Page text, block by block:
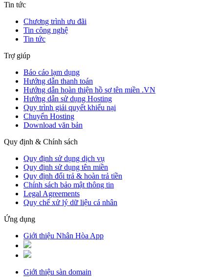
Tin tức
Chương trình ưu đãi
Tin công nghệ
Tin tức
Trợ giúp
Báo cáo lạm dụng
Hướng dẫn thanh toán
Hướng dẫn hoàn thiện hồ sơ tên miền .VN
Hướng dẫn sử dụng Hosting
Quy trình giải quyết khiếu nại
Chuyển Hosting
Download văn bản
Quy định & Chính sách
Quy định sử dụng dịch vụ
Quy định sử dụng tên miền
Quy định đổi trả & hoàn trả tiền
Chính sách bảo mật thông tin
Legal Agreements
Quy chế xử lý dữ liệu cá nhân
Ứng dụng
Giới thiệu Nhân Hòa App
Giới thiệu sàn domain